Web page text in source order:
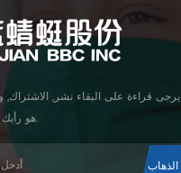
يرجى قراءة على البقاء نشر,
هو رأيك.